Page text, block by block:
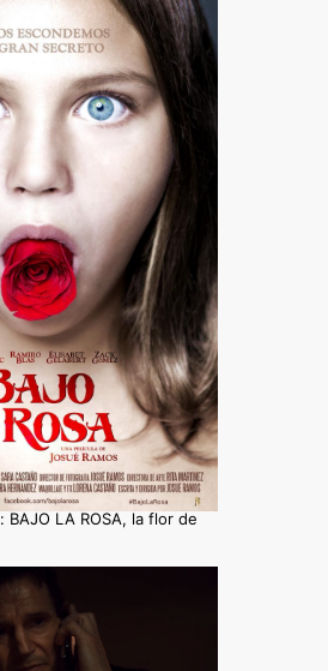
BAJO LA ROSA, la flor de